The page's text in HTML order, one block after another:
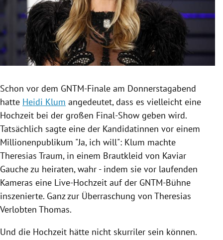
Untermenü
Untermenü
Untermenü
Untermenü
Schon vor dem GNTM-Finale am Donnerstagabend
hatte Heidi Klum angedeutet, dass es vielleicht eine
Hochzeit bei der großen Final-Show geben wird.
Tatsächlich sagte eine der Kandidatinnen vor einem
Millionenpublikum "Ja, ich will": Klum machte
Theresias Traum, in einem Brautkleid von Kaviar
Gauchezu heiraten, wahr - indem sie vor laufenden
Kameras eine Live-Hochzeit auf der GNTM-Bühne
inszenierte. Ganz zur Überraschung von Theresias
Verlobten Thomas.
Und die Hochzeit hätte nicht skurriler sein können.